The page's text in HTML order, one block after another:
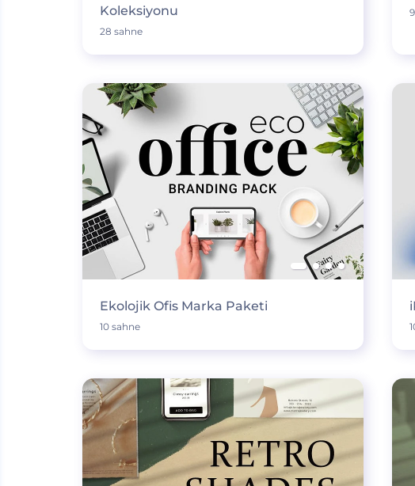
Koleksiyonu
28 sahne
Ekolojik Ofis Marka Paketi
10 sahne